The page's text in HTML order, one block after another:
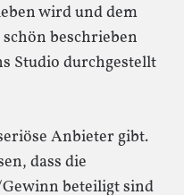
wird und dem
beschrieben
Studio durchgestellt
Anbieter gibt.
dass die
beteiligt sind